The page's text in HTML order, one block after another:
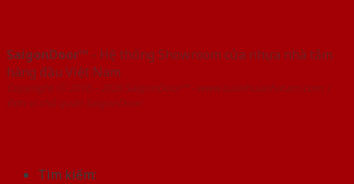
SaigonDoor™ - Hệ thống Showroom cửa nhựa nhà tắm
hàng đầu Việt Nam
Copyright ⓒ 2016 – 2026 SaigonDoor™ - www.cuanhuanhatam.com |
Đơn vị chủ quản SaigonDoor
Tìm kiếm: